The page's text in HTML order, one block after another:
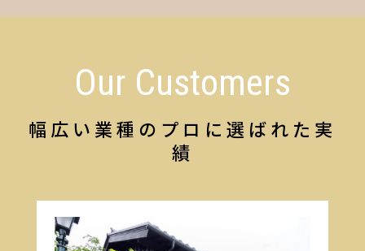
Our Customers
幅広い業種のプロに選ばれた実
績